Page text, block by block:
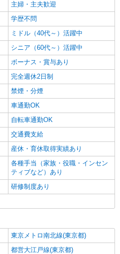
主婦・主夫歓迎
学歴不問
ミドル（40代～）活躍中
シニア（60代～）活躍中
ボーナス・賞与あり
完全週休2日制
禁煙・分煙
車通勤OK
自転車通勤OK
交通費支給
産休・育休取得実績あり
各種手当（家族・役職・インセン
ティブなど）あり
研修制度あり
東京メトロ南北線(東京都)
都営大江戸線(東京都)